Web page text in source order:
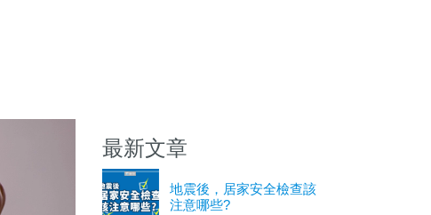
最新文章
地震後，居家安全檢查該
注意哪些?